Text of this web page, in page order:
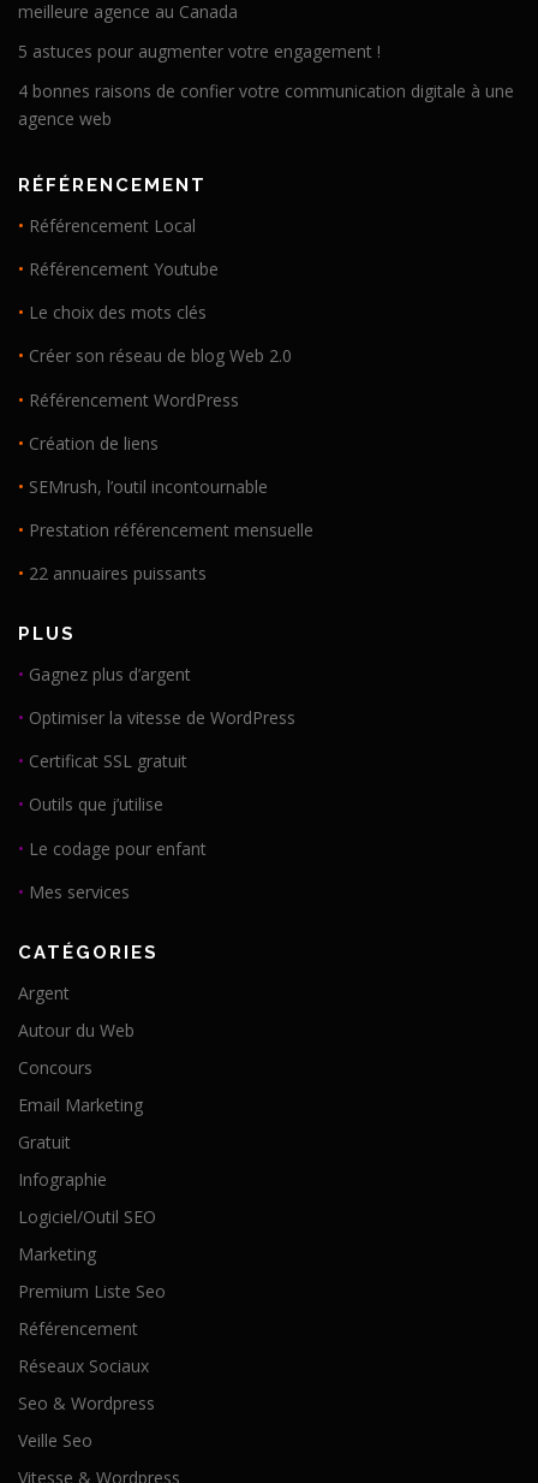
meilleure agence au Canada
5 astuces pour augmenter votre engagement !
4 bonnes raisons de confier votre communication digitale à une
agence web
RÉFÉRENCEMENT
• Référencement Local
• Référencement Youtube
• Le choix des mots clés
• Créer son réseau de blog Web 2.0
• Référencement WordPress
• Création de liens
• SEMrush, l’outil incontournable
• Prestation référencement mensuelle
• 22 annuaires puissants
PLUS
• Gagnez plus d’argent
• Optimiser la vitesse de WordPress
• Certificat SSL gratuit
• Outils que j’utilise
• Le codage pour enfant
• Mes services
CATÉGORIES
Argent
Autour du Web
Concours
Email Marketing
Gratuit
Infographie
Logiciel/Outil SEO
Marketing
Premium Liste Seo
Référencement
Réseaux Sociaux
Seo & Wordpress
Veille Seo
Vitesse & Wordpress